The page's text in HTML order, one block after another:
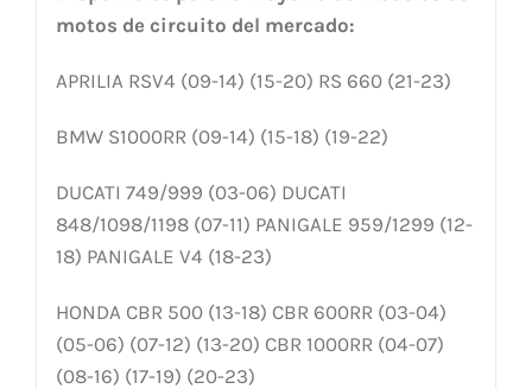
motos de circuito del mercado:
APRILIA RSV4 (09-14) (15-20) RS 660 (21-23)
BMW S1000RR (09-14) (15-18) (19-22)
DUCATI 749/999 (03-06) DUCATI
848/1098/1198 (07-11) PANIGALE 959/1299 (12-
18) PANIGALE V4 (18-23)
HONDA CBR 500 (13-18) CBR 600RR (03-04)
(05-06) (07-12) (13-20) CBR 1000RR (04-07)
(08-16) (17-19) (20-23)